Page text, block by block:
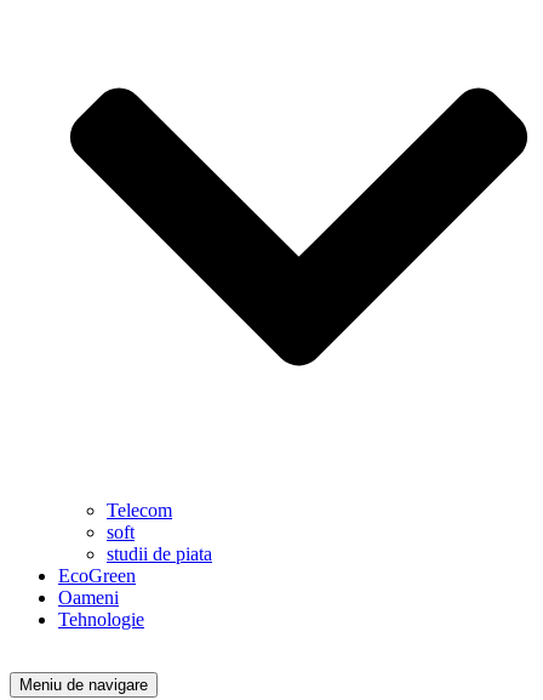
Telecom
soft
studii de piata
EcoGreen
Oameni
Tehnologie
Meniu de navigare